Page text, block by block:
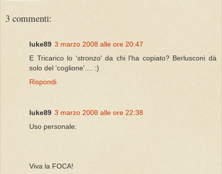
3 commenti:
luke89 3 marzo 2008 alle ore 20:47
E Tricarico lo 'stronzo' da chi l'ha copiato? Berlusconi dà
solo del 'coglione'.... :)
Rispondi
luke89 3 marzo 2008 alle ore 22:38
Uso personale:
Viva la FOCA!